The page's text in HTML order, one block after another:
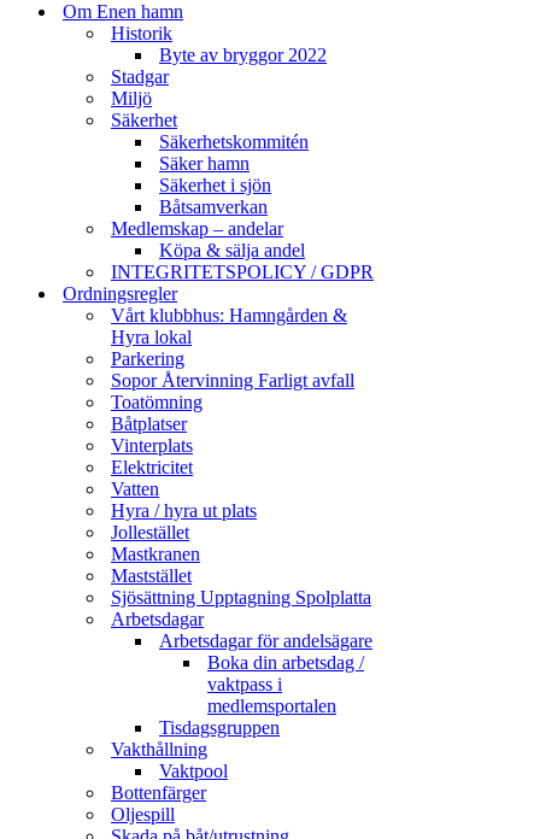
Om Enen hamn
Historik
Byte av bryggor 2022
Stadgar
Miljö
Säkerhet
Säkerhetskommitén
Säker hamn
Säkerhet i sjön
Båtsamverkan
Medlemskap – andelar
Köpa & sälja andel
INTEGRITETSPOLICY / GDPR
Ordningsregler
Vårt klubbhus: Hamngården &
Hyra lokal
Parkering
Sopor Återvinning Farligt avfall
Toatömning
Båtplatser
Vinterplats
Elektricitet
Vatten
Hyra / hyra ut plats
Jollestället
Mastkranen
Maststället
Sjösättning Upptagning Spolplatta
Arbetsdagar
Arbetsdagar för andelsägare
Boka din arbetsdag /
vaktpass i
medlemsportalen
Tisdagsgruppen
Vakthållning
Vaktpool
Bottenfärger
Oljespill